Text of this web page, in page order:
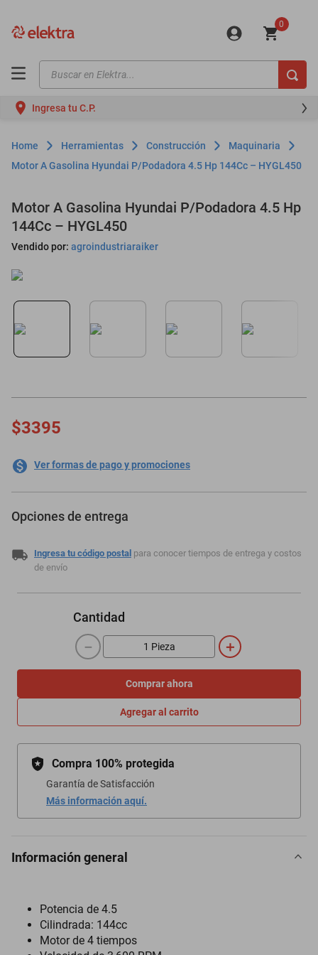
0
Buscar en Elektra...
Ingresa tu C.P.
Herramientas Construcción
Maquinaria
Motor A Gasolina Hyundai P/Podadora 4.5 Hp 144Cc – HYGL450
Motor A Gasolina Hyundai P/Podadora 4.5 Hp
144Cc – HYGL450
Vendido por: agroindustriaraiker
$3395
Ver formas de pago y promociones
Opciones de entrega
Ingresa tu código postal para conocer tiempos de entrega y costos
de envío
Cantidad
＋
－
Comprar ahora
Agregar al carrito
Compra 100% protegida
Garantía de Satisfacción
Más información aquí.
Información general
Potencia de 4.5
Cilindrada: 144cc
Motor de 4 tiempos
motos
moto
celulares
refrigeradores